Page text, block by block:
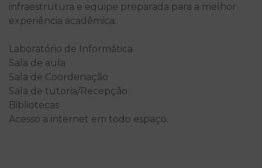
infraestrutura e equipe preparada para a melhor
experiência acadêmica:
Laboratório de Informática
Sala de aula
Sala de Coordenação
Sala de tutoria/Recepção
Bibliotecas
Acesso a internet em todo espaço.